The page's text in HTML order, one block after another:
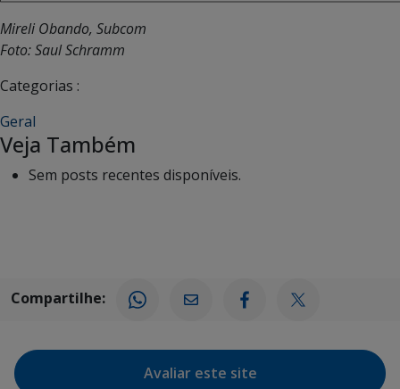
Mireli Obando, Subcom
Foto: Saul Schramm
Categorias :
Geral
Veja Também
Sem posts recentes disponíveis.
Compartilhe:
Avaliar este site